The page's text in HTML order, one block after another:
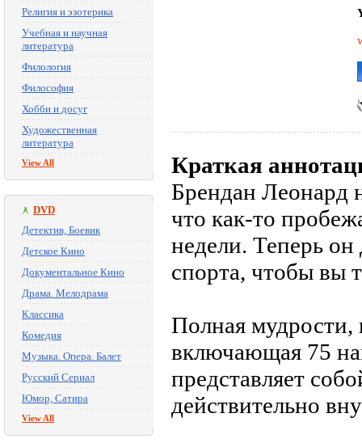
Религия и эзотерика
Учебная и научная
литература
Филология
Философия
Хобби и досуг
Художественная
литература
View All
DVD
Детектив, Боевик
Детское Кино
Документальное Кино
Драма. Мелодрама
Классика
Комедия
Музыка. Опера. Балет
Русский Сериал
Юмор, Сатира
View All
Краткая
Брендан Леонард
что как-то
недели. Теперь он
спорта, чтобы вы
Полная мудрости,
включающая 75
представляет
действительно